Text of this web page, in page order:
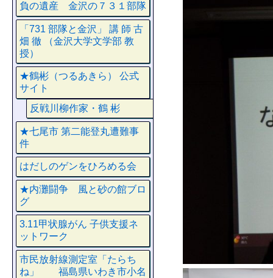
負の遺産 金沢の７３１部隊
「731 部隊と金沢」 講 師 古
畑 徹 （金沢大学文学部 教
授）
★鶴彬（つるあきら） 公式
サイト
反戦川柳作家・鶴 彬
★七尾市 第二能登丸遭難事
件
はだしのゲンをひろめる会
★内灘闘争 風と砂の館ブロ
グ
3.11甲状腺がん 子供支援ネ
ットワーク
市民放射線測定室「たらち
ね」 福島県いわき市小名